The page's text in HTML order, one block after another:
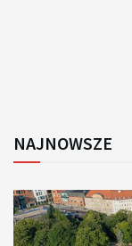
NAJNOWSZE